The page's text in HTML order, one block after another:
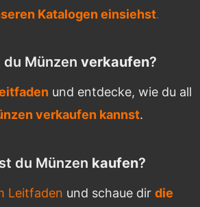
Katalogen einsiehst.
Münzen verkaufen?
und entdecke, wie du all
verkaufen kannst.
du Münzen kaufen?
Leitfaden und schaue dir die